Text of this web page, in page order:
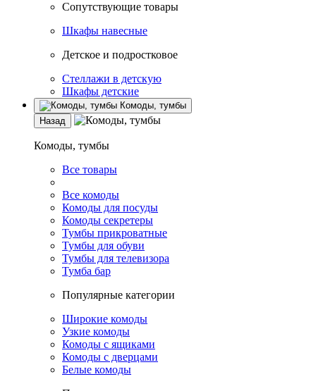
Сопутствующие товары
Шкафы навесные
Детское и подростковое
Стеллажи в детскую
Шкафы детские
Комоды, тумбы
Назад
Комоды, тумбы
Все товары
Все комоды
Комоды для посуды
Комоды секретеры
Тумбы прикроватные
Тумбы для обуви
Тумбы для телевизора
Тумба бар
Популярные категории
Широкие комоды
Узкие комоды
Комоды с ящиками
Комоды с дверцами
Белые комоды